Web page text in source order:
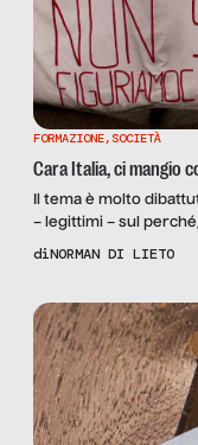
FORMAZIONE, SOCIETÀ
Cara Italia, ci mangio
Il tema è molto
– legittimi – sul
studiare Storia
Tremonti, il quale ha
diNORMAN DI LIETO